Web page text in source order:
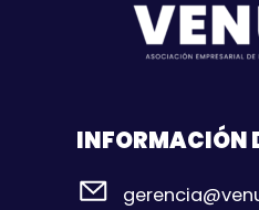
INFORMACIÓN